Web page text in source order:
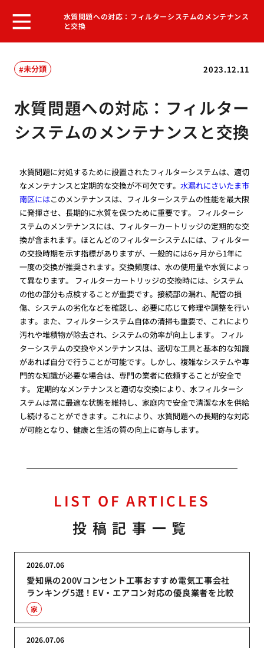
水質問題への対応：フィルターシステムのメンテナンス
と交換
2023.12.11
未分類
水質問題への対応：フィルター
システムのメンテナンスと交換
水質問題に対処するために設置されたフィルターシステムは、適切
なメンテナンスと定期的な交換が不可欠です。水漏れにさいたま市
南区にはこのメンテナンスは、フィルターシステムの性能を最大限
に発揮させ、長期的に水質を保つために重要です。 フィルターシ
ステムのメンテナンスには、フィルターカートリッジの定期的な交
換が含まれます。ほとんどのフィルターシステムには、フィルター
の交換時期を示す指標がありますが、一般的には6ヶ月から1年に
一度の交換が推奨されます。交換頻度は、水の使用量や水質によっ
て異なります。 フィルターカートリッジの交換時には、システム
の他の部分も点検することが重要です。接続部の漏れ、配管の損
傷、システムの劣化などを確認し、必要に応じて修理や調整を行い
ます。また、フィルターシステム自体の清掃も重要で、これにより
汚れや堆積物が除去され、システムの効率が向上します。 フィル
ターシステムの交換やメンテナンスは、適切な工具と基本的な知識
があれば自分で行うことが可能です。しかし、複雑なシステムや専
門的な知識が必要な場合は、専門の業者に依頼することが安全で
す。 定期的なメンテナンスと適切な交換により、水フィルターシ
ステムは常に最適な状態を維持し、家庭内で安全で清潔な水を供給
し続けることができます。これにより、水質問題への長期的な対応
が可能となり、健康と生活の質の向上に寄与します。
LIST OF ARTICLES
投稿記事一覧
愛知県の200Vコンセント工事おすすめ電気工事会社
ランキング5選！EV・エアコン対応の優良業者を比較
2026.07.06
家
2026.07.06